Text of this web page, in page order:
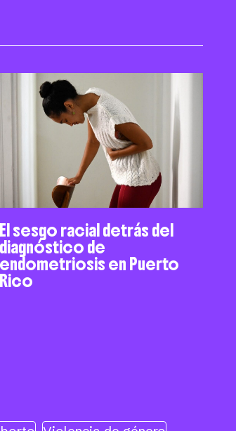
El sesgo racial detrás del
diagnóstico de
endometriosis en Puerto
Rico